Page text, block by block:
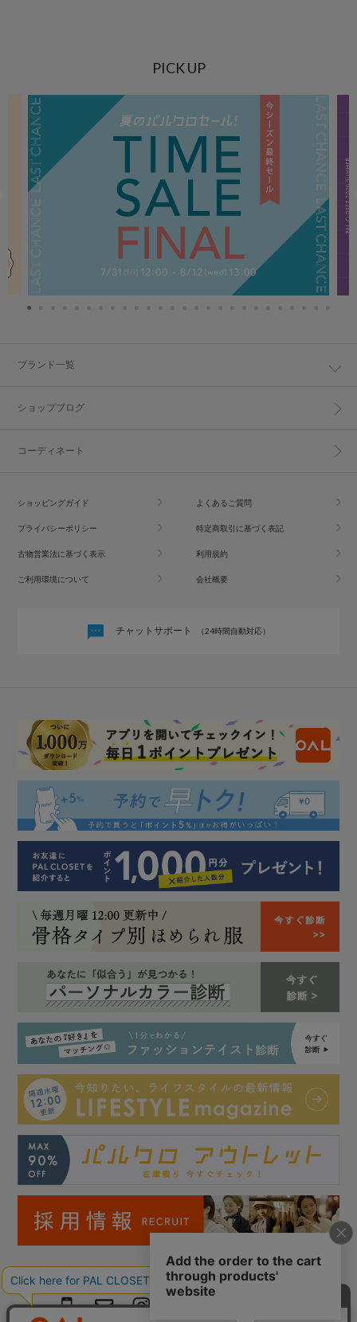
PICK UP
ブランド一覧
ショップブログ
コーディネート
ショッピングガイド よくあるご質問
プライバシーポリシー 特定商取引に基づく表記
古物営業法に基づく表示 利用規約
ご利用環境について 会社概要
チャットサポート （24時間自動対応）